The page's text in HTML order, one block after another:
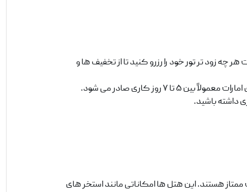
چه زود تر تور خود را رزرو کنید تا از تخفیف ‌ها و
داشته باشید.
هستند. این هتل ‌ها امکاناتی مانند استخر های